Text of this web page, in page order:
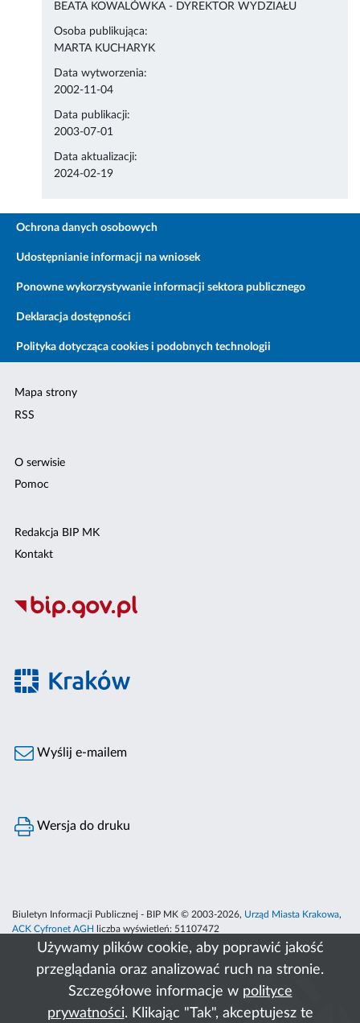
Używamy plików cookie, aby poprawić jakość
przeglądania oraz analizować ruch na stronie.
Szczegółowe informacje w polityce
prywatności. Klikając "Tak", akceptujesz te
BEATA KOWALÓWKA - DYREKTOR WYDZIAŁU
Osoba publikująca:
MARTA KUCHARYK
Data wytworzenia:
2002-11-04
Data publikacji:
2003-07-01
Data aktualizacji:
2024-02-19
Ochrona danych osobowych
Udostępnianie informacji na wniosek
Ponowne wykorzystywanie informacji sektora publicznego
Deklaracja dostępności
Polityka dotycząca cookies i podobnych technologii
Mapa strony
RSS
O serwisie
Pomoc
Redakcja BIP MK
Kontakt
Wyślij e-mailem
Wersja do druku
Biuletyn Informacji Publicznej - BIP MK © 2003-2026, Urząd Miasta Krakowa,
ACK Cyfronet AGH
liczba wyświetleń: 51107472